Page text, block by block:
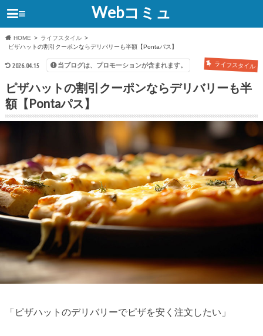
Webコミュ
≡
HOME
ライフスタイル
ピザハットの割引クーポンならデリバリーも半額【Pontaパス】
2026.04.15 ライフスタイル
当ブログは、プロモーションが含まれます。
ピザハットの割引クーポンならデリバリーも半
額【Pontaパス】
「ピザハットのデリバリーでピザを安く注文したい」